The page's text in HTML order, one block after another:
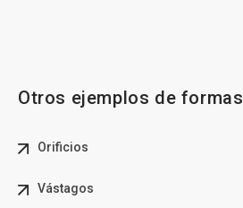
Otros ejemplos de formas
Orificios
Vástagos